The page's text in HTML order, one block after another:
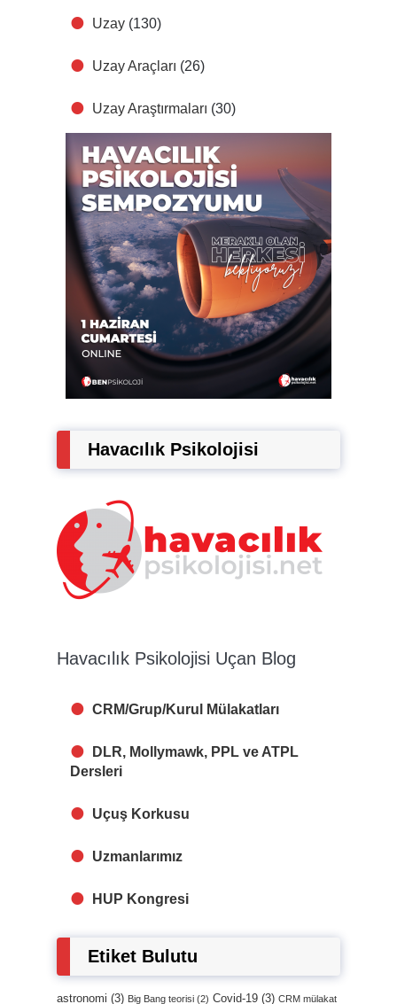
Uzay (130)
Uzay Araçları (26)
Uzay Araştırmaları (30)
Havacılık Psikolojisi
Havacılık Psikolojisi Uçan Blog
CRM/Grup/Kurul Mülakatları
DLR, Mollymawk, PPL ve ATPL
Dersleri
Uçuş Korkusu
Uzmanlarımız
HUP Kongresi
Etiket Bulutu
astronomi (3) Big Bang teorisi (2) Covid-19 (3) CRM mülakat